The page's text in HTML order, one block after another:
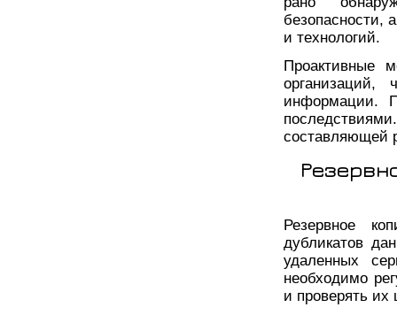
безопасности,
и технологий.
Проактивные
информации.
составляющей
Резервное
дубликатов
удаленных
необходимо
и проверять их